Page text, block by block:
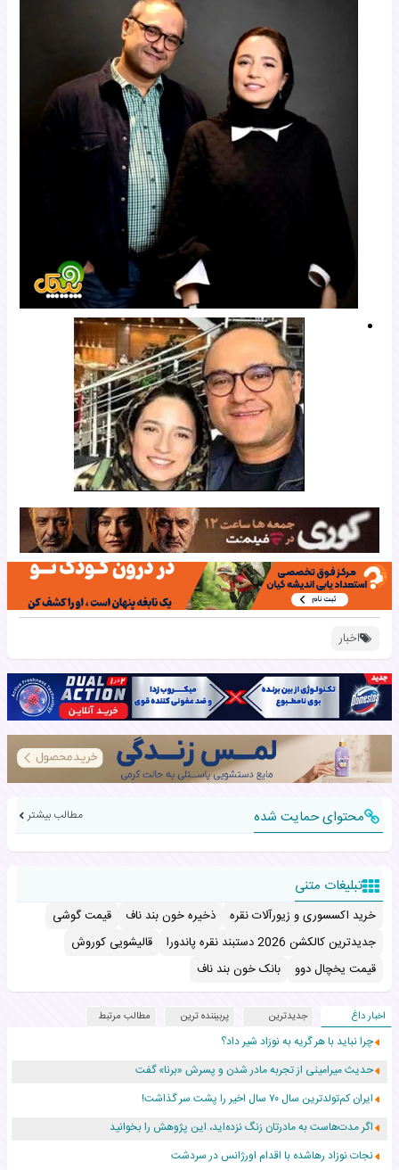
اخبار
محتوای حمایت شده مطالب بیشتر
تبلیغات متنی
خرید اکسسوری و زیورآلات نقره ذخیره خون بند ناف
قیمت گوشی
جدیدترین کالکشن 2026 دستبند نقره پاندورا
قالیشویی کوروش
قیمت یخچال دوو
بانک خون بند ناف
اخبار داغ جدیدترین پربیننده ترین مطالب مرتبط
چرا نباید با هر گریه به نوزاد شیر داد؟
حدیث میرامینی از تجربه مادر شدن و پسرش «برنا» گفت
ایران کم‌تولدترین سال ۷۰ سال اخیر را پشت سر گذاشت!
اگر مدت‌هاست به مادرتان زنگ نزده‌اید، این پژوهش را بخوانید
نجات نوزاد رهاشده با اقدام اورژانس در سردشت